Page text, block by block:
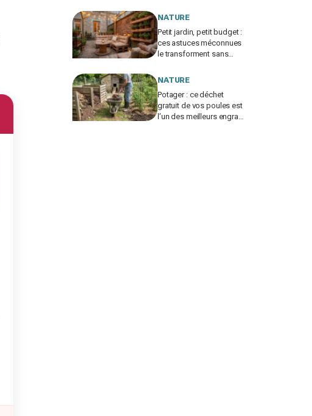
changer votre jardin
NATURE
Petit jardin, petit budget :
ces astuces méconnues
le transforment sans
d’éviter cette erreur
NATURE
Potager : ce déchet
gratuit de vos poules est
l’un des meilleurs engrais